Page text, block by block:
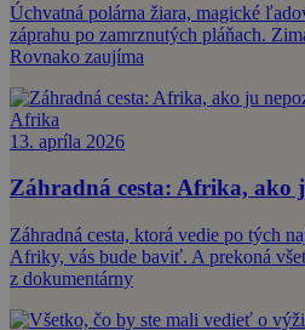
Úchvatná polárna žiara, magické
záprahu po zamrznutých pláňach.
Rovnako zaujíma
Afrika
13. apríla 2026
Záhradná cesta: Afrika, ako
Záhradná cesta, ktorá vedie po tých
Afriky, vás bude baviť. A prekoná
z dokumentárny